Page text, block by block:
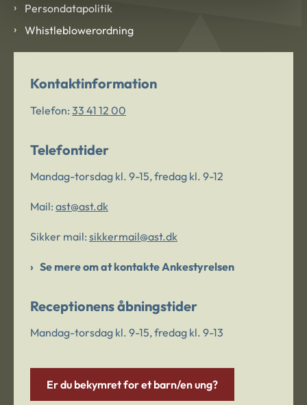
Persondatapolitik
Whistleblowerordning
Kontaktinformation
Telefon: 33 41 12 00
Telefontider
Mandag-torsdag kl. 9-15, fredag kl. 9-12
Mail: ast@ast.dk
Sikker mail: sikkermail@ast.dk
Se mere om at kontakte Ankestyrelsen
Receptionens åbningstider
Mandag-torsdag kl. 9-15, fredag kl. 9-13
Er du bekymret for et barn/en ung?